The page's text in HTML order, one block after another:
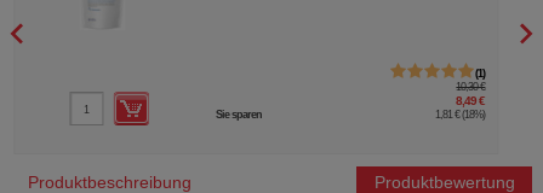
1
10,30 €
8,49 €
Sie sparen 1,81 € (18%)
Produktbeschreibung Produktbewertung